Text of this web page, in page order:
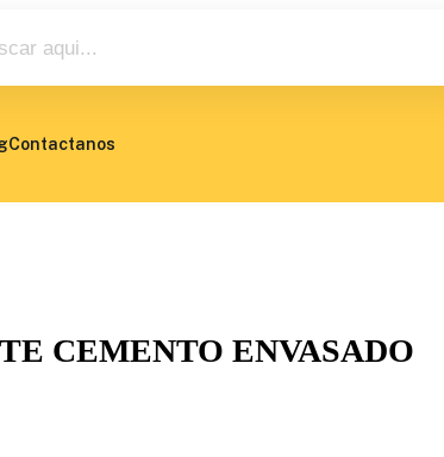
Contactanos
CEMENTO ENVASADO